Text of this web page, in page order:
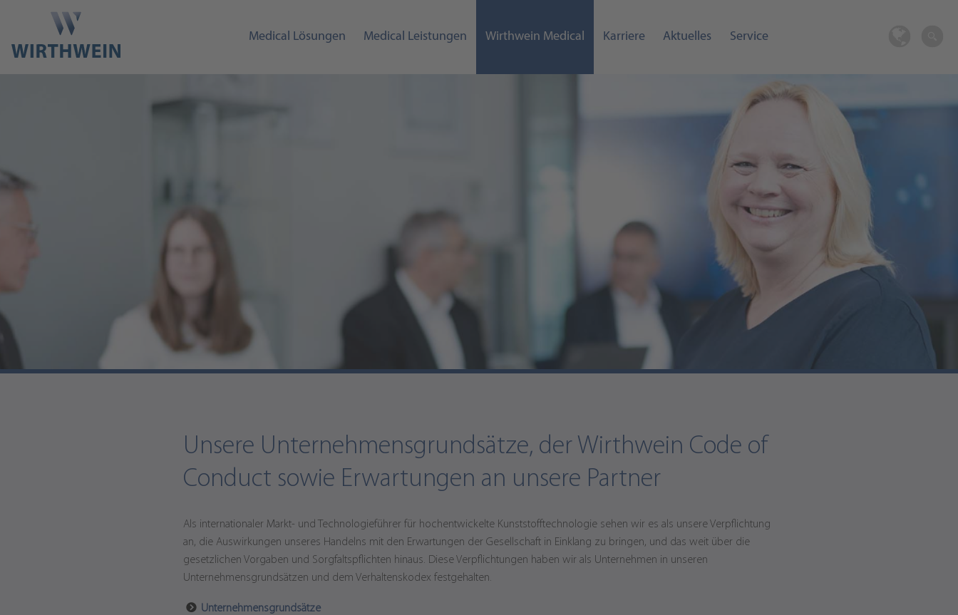
Medical Lösungen Medical Leistungen Wirthwein Medical Karriere Aktuelles Service
Wir formen Unternehmenskultur
Unsere Unternehmensgrundsätze, der Wirthwein Code of
Conduct sowie Erwartungen an unsere Partner
Als internationaler Markt- und Technologieführer für hochentwickelte Kunststofftechnologie sehen wir es als unsere Verpflichtung
an, die Auswirkungen unseres Handelns mit den Erwartungen der Gesellschaft in Einklang zu bringen, und das weit über die
gesetzlichen Vorgaben und Sorgfaltspflichten hinaus. Diese Verpflichtungen haben wir als Unternehmen in unseren
Unternehmensgrundsätzen und dem Verhaltenskodex festgehalten.
Unternehmensgrundsätze